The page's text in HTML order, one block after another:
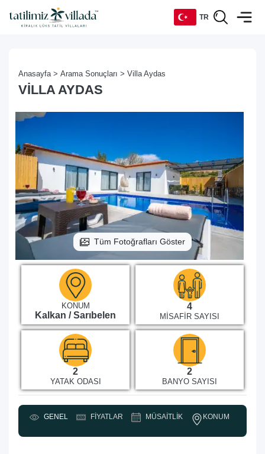
TR
Anasayfa > Arama Sonuçları > Villa Aydas
VILLA AYDAS
Tüm Fotoğrafları Göster
KONUM
Kalkan / Sarıbelen
4
MISAFIR SAYISI
2
YATAK ODASI
2
BANYO SAYISI
GENEL FIYATLAR MÜSAITLIK KONUM